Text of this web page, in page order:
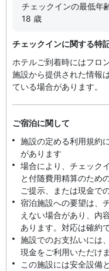
チェックインの最低年
18 歳
チェックインに関する特
ホテルご到着時にはフロ
施設から提供された情報
ている場合があります。
ご宿泊に関して
施設の定める利用規約
があります
場合により、チェック
と付随費用精算のため
ご提示、または現金で
宿泊施設への要望は、
えない場合があり、内
あります。対応は確約
施設でのお支払いには
現金をご利用いただけ
この施設には安全設備